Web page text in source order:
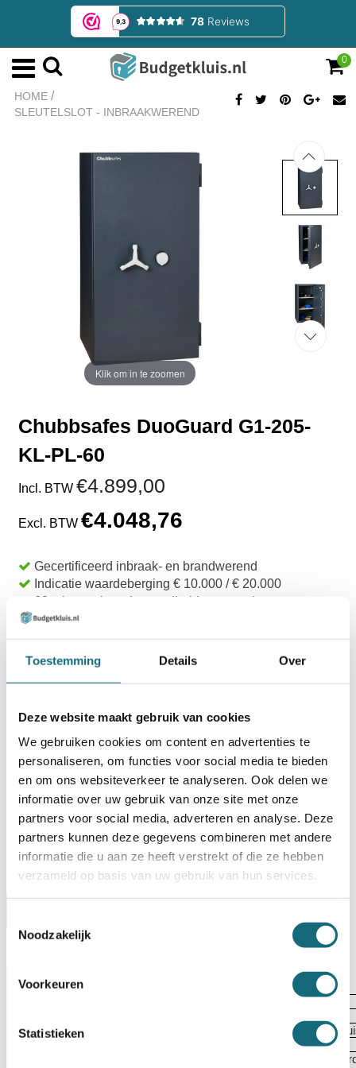
Toestemming Details Over
Deze website maakt gebruik van cookies
We gebruiken cookies om content en advertenties te
personaliseren, om functies voor social media te bieden
en om ons websiteverkeer te analyseren. Ook delen we
informatie over uw gebruik van onze site met onze
partners voor social media, adverteren en analyse. Deze
partners kunnen deze gegevens combineren met andere
informatie die u aan ze heeft verstrekt of die ze hebben
verzameld op basis van uw gebruik van hun services.
Noodzakelijk
Voorkeuren
Statistieken
0
HOME /
SLEUTELSLOT - INBRAAKWEREND
Klik om in te zoomen
Chubbsafes DuoGuard G1-205-
KL-PL-60
Incl. BTW €4.899,00
Excl. BTW €4.048,76
Gecertificeerd inbraak- en brandwerend
Indicatie waardeberging € 10.000 / € 20.000
60 minuten brandwerendheid voor papier
Levertijd 8 - 10 weken
TOEVOEGEN AAN WINKELWAGEN
verstuurd!
Uw keuze zaltoevoegen aan het totaalbedrag
Alternatieven
Artikelnummer
Type product
Inbraak- en brandwerende
DuoGuard G1-205-KL-PL-60
EN 1300 gecertificeerd